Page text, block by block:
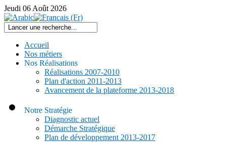
Jeudi 06 Août 2026
Accueil
Nos métiers
Nos Réalisations
Réalisations 2007-2010
Plan d'action 2011-2013
Avancement de la plateforme 2013-2018
Notre Stratégie
Diagnostic actuel
Démarche Stratégique
Plan de développement 2013-2017